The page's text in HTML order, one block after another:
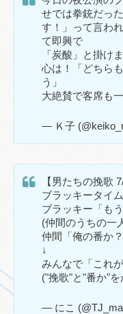
せでは拳銃だっ
す！」って言わ
て即興で
「炭酸」と掛け
心は！「どちら
う」
大絶賛で客席も
— Ｋ子
【男たちの挽歌
ブラッキータイム
ブラッキー「も
(仲間のうちの一
仲間「俺の番か
↓
みんなで「これ
("挽歌"と"番か"
— にこ